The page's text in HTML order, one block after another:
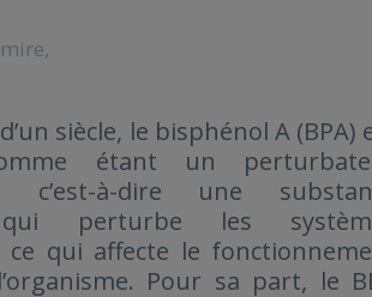
siècle, le bisphénol A (BPA)
étant un
c’est-à-dire une
perturbe les
ce qui affecte le
Pour sa part, le